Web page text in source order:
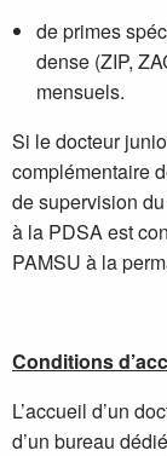
de primes
dense (ZIP,
mensuels.
Si le docteur
complémentaire
de supervision
à la PDSA est
PAMSU à la
Conditions
L’accueil d’un
d’un bureau